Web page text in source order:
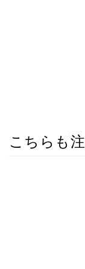
こちらも